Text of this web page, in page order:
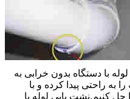
با دستگاه بدون خرابی به
به راحتی پیدا کرده و با
کنیم.نشت یابی لوله با